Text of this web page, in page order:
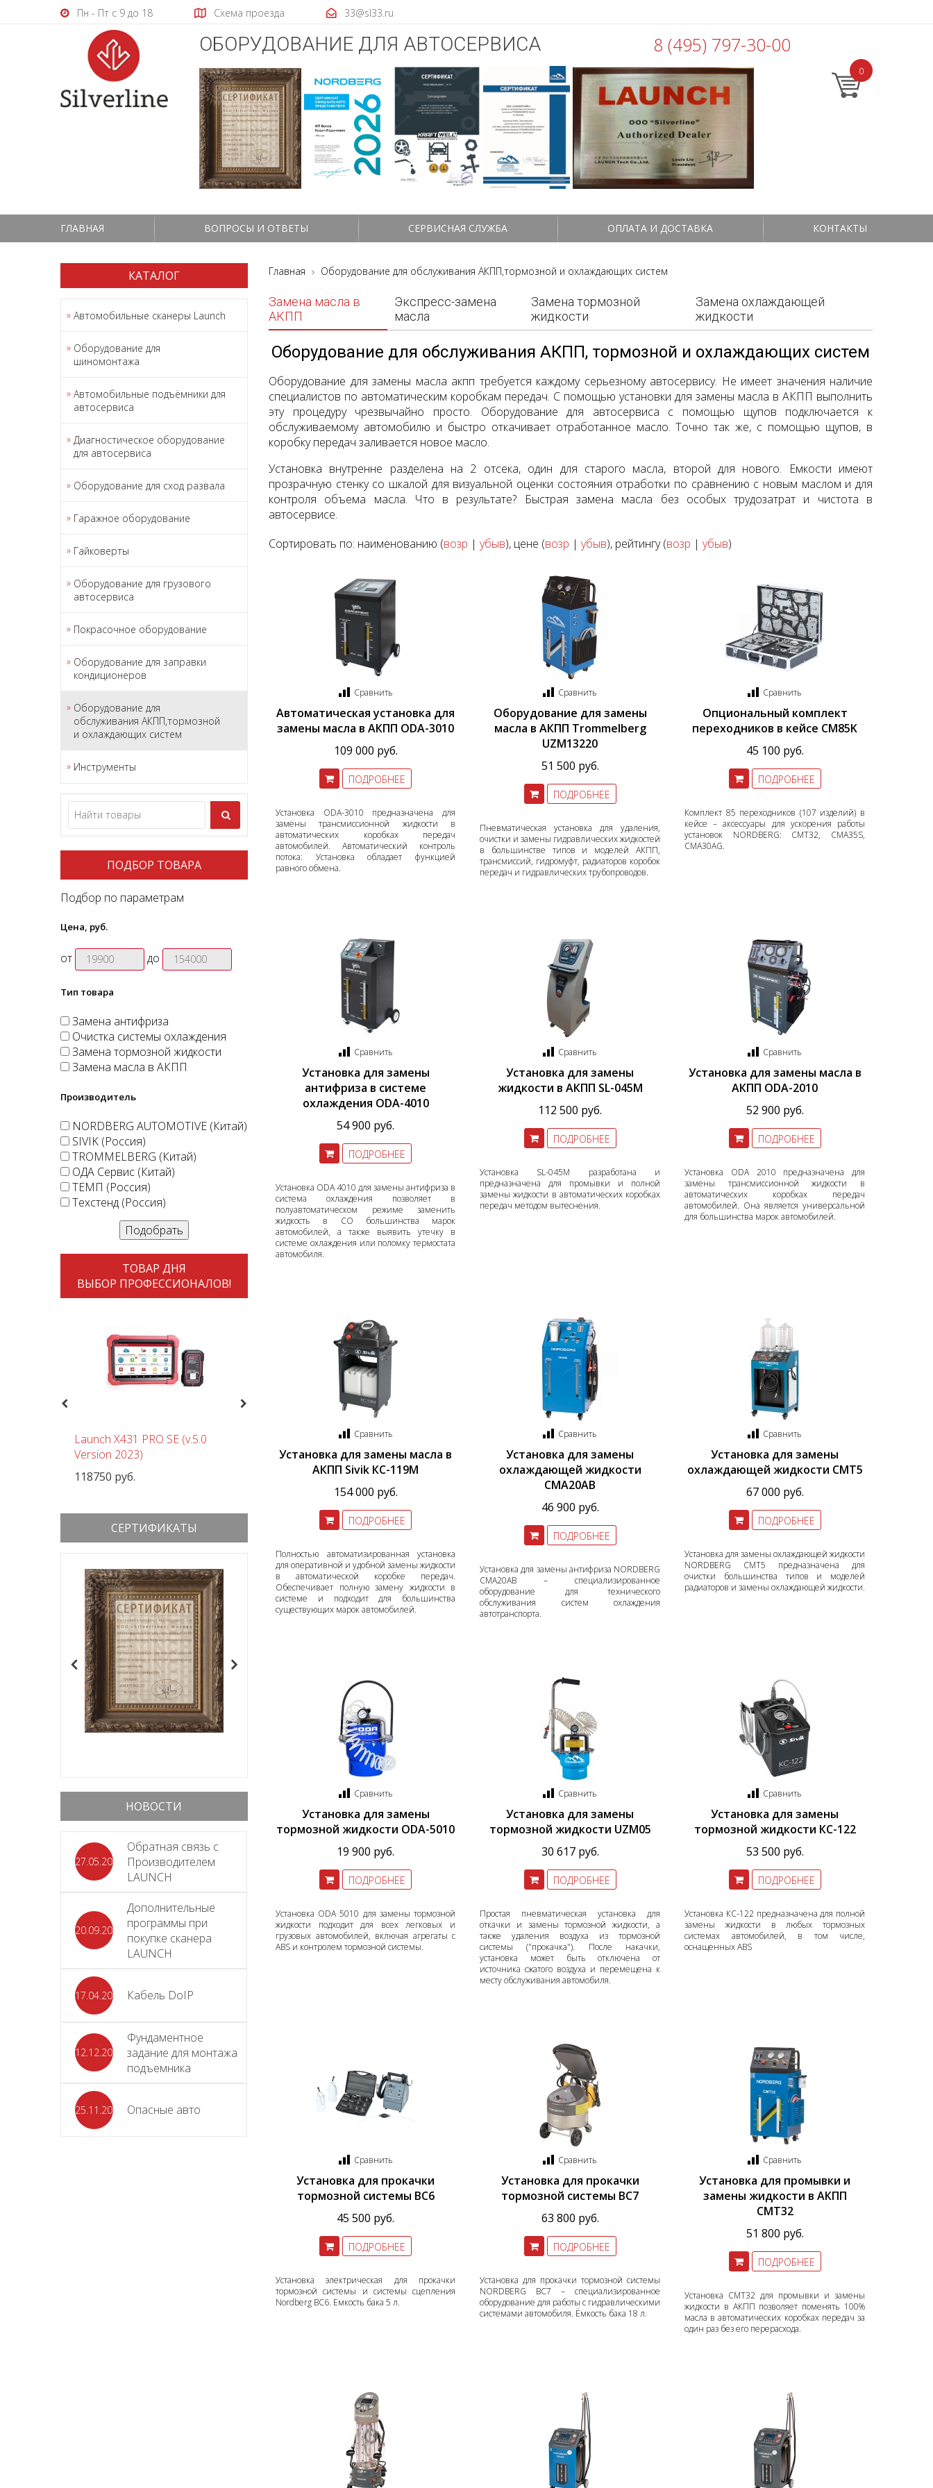
Пн - Пт с 9 до 18 Схема проезда 33@sl33.ru
0
ОБОРУДОВАНИЕ ДЛЯ АВТОСЕРВИСА 8 (495) 797-30-00
ГЛАВНАЯ ВОПРОСЫ И ОТВЕТЫ СЕРВИСНАЯ СЛУЖБА ОПЛАТА И ДОСТАВКА КОНТАКТЫ
КАТАЛОГ
Автомобильные сканеры Launch
Оборудование для
шиномонтажа
Автомобильные подъёмники для
автосервиса
Диагностическое оборудование
для автосервиса
Оборудование для сход развала
Гаражное оборудование
Гайковерты
Оборудование для грузового
автосервиса
Покрасочное оборудование
Оборудование для заправки
кондиционеров
Оборудование для
обслуживания АКПП,тормозной
и охлаждающих систем
Инструменты
ПОДБОР ТОВАРА
Подбор по параметрам
Цена, руб.
от до
Тип товара
Замена антифриза
Очистка системы охлаждения
Замена тормозной жидкости
Замена масла в АКПП
Производитель
NORDBERG AUTOMOTIVE (Китай)
SIVIK (Россия)
TROMMELBERG (Китай)
ОДА Сервис (Китай)
ТЕМП (Россия)
Техстенд (Россия)
ТОВАР ДНЯ
ВЫБОР ПРОФЕССИОНАЛОВ!
Previous
Launch X431 PRO SE (v.5.0
Version 2023)
118750 руб.
Шиномонтажный комплект
Nordberg
152000 руб.
мультимарочный сканер
Launch Pilot Scan
Подъемник двухстоечный
Nordberg N4120B-4B 380В
178500 руб.
Version 2023)
118750 руб.
Next
СЕРТИФИКАТЫ
НОВОСТИ
27.05.2026
Обратная связь с
Производителем
LAUNCH
20.09.2025
Дополнительные
программы при
покупке сканера
LAUNCH
17.04.2024 Кабель DoIP
12.12.2023
Фундаментное
задание для монтажа
подъемника
25.11.2023 Опасные авто
Главная Оборудование для обслуживания АКПП,тормозной и охлаждающих систем
Замена масла в
АКПП
Экспресс-замена
масла
Замена тормозной
жидкости
Замена охлаждающей
жидкости
Оборудование для обслуживания АКПП, тормозной и охлаждающих систем
Оборудование для замены масла акпп требуется каждому серьезному автосервису. Не имеет значения наличие
специалистов по автоматическим коробкам передач. С помощью установки для замены масла в АКПП выполнить
эту процедуру чрезвычайно просто. Оборудование для автосервиса с помощью щупов подключается к
обслуживаемому автомобилю и быстро откачивает отработанное масло. Точно так же, с помощью щупов, в
коробку передач заливается новое масло.
Установка внутренне разделена на 2 отсека, один для старого масла, второй для нового. Емкости имеют
прозрачную стенку со шкалой для визуальной оценки состояния отработки по сравнению с новым маслом и для
контроля объема масла. Что в результате? Быстрая замена масла без особых трудозатрат и чистота в
автосервисе.
Сортировать по: наименованию (возр |убыв), цене (возр |убыв), рейтингу (возр |убыв)
Сравнить
Автоматическая установка для
замены масла в АКПП ODA-3010
109 000 руб.
ПОДРОБНЕЕ
Установка ODA-3010 предназначена для
замены трансмиссионной жидкости в
автоматических коробках передач
автомобилей. Автоматический контроль
потока: Установка обладает функцией
равного обмена.
Сравнить
Оборудование для замены
масла в АКПП Trommelberg
UZM13220
51 500 руб.
ПОДРОБНЕЕ
Пневматическая установка для удаления,
очистки и замены гидравлических жидкостей
в большинстве типов и моделей АКПП,
трансмиссий, гидромуфт, радиаторов коробок
передач и гидравлических трубопроводов.
Сравнить
Опциональный комплект
переходников в кейсе CM85K
45 100 руб.
ПОДРОБНЕЕ
Комплект 85 переходников (107 изделий) в
кейсе – аксессуары для ускорения работы
установок NORDBERG: CMT32, CMA35S,
CMA30AG.
Сравнить
Установка для замены
антифриза в системе
охлаждения ODA-4010
54 900 руб.
ПОДРОБНЕЕ
Установка ODA 4010 для замены антифриза в
система охлаждения позволяет в
полуавтоматическом режиме заменить
жидкость в СО большинства марок
автомобилей, а также выявить утечку в
системе охлаждения или поломку термостата
автомобиля.
Сравнить
Установка для замены
жидкости в АКПП SL-045M
112 500 руб.
ПОДРОБНЕЕ
Установка SL-045М разработана и
предназначена для промывки и полной
замены жидкости в автоматических коробках
передач методом вытеснения.
Сравнить
Установка для замены масла в
АКПП ODA-2010
52 900 руб.
ПОДРОБНЕЕ
Установка ODA 2010 предназначена для
замены трансмиссионной жидкости в
автоматических коробках передач
автомобилей. Она является универсальной
для большинства марок автомобилей.
Сравнить
Установка для замены масла в
АКПП Sivik КС-119М
154 000 руб.
ПОДРОБНЕЕ
Полностью автоматизированная установка
для оперативной и удобной замены жидкости
в автоматической коробке передач.
Обеспечивает полную замену жидкости в
системе и подходит для большинства
существующих марок автомобилей.
Сравнить
Установка для замены
охлаждающей жидкости
CMA20AB
46 900 руб.
ПОДРОБНЕЕ
Установка для замены антифриза NORDBERG
CMA20AB – специализированное
оборудование для технического
обслуживания систем охлаждения
автотранспорта.
Сравнить
Установка для замены
охлаждающей жидкости CMT5
67 000 руб.
ПОДРОБНЕЕ
Установка для замены охлаждающей жидкости
NORDBERG CMT5 предназначена для
очистки большинства типов и моделей
радиаторов и замены охлаждающей жидкости.
Сравнить
Установка для замены
тормозной жидкости ODA-5010
19 900 руб.
ПОДРОБНЕЕ
Установка ODA 5010 для замены тормозной
жидкости подходит для всех легковых и
грузовых автомобилей, включая агрегаты с
ABS и контролем тормозной системы.
Сравнить
Установка для замены
тормозной жидкости UZM05
30 617 руб.
ПОДРОБНЕЕ
Простая пневматическая установка для
откачки и замены тормозной жидкости, а
также удаления воздуха из тормозной
системы ("прокачка"). После накачки,
установка может быть отключена от
источника сжатого воздуха и перемещена к
месту обслуживания автомобиля.
Сравнить
Установка для замены
тормозной жидкости КС-122
53 500 руб.
ПОДРОБНЕЕ
Установка КС-122 предназначена для полной
замены жидкости в любых тормозных
системах автомобилей, в том числе,
оснащенных ABS
Сравнить
Установка для прокачки
тормозной системы BC6
45 500 руб.
ПОДРОБНЕЕ
Установка электрическая для прокачки
тормозной системы и системы сцепления
Nordberg BC6. Емкость бака 5 л.
Сравнить
Установка для прокачки
тормозной системы BC7
63 800 руб.
ПОДРОБНЕЕ
Установка для прокачки тормозной системы
NORDBERG BC7 – специализированное
оборудование для работы с гидравлическими
системами автомобиля. Ёмкость бака 18 л.
Сравнить
Установка для промывки и
замены жидкости в АКПП
CMT32
51 800 руб.
ПОДРОБНЕЕ
Установка CMT32 для промывки и замены
жидкости в АКПП позволяет поменять 100%
масла в автоматических коробках передач за
один раз без его перерасхода.